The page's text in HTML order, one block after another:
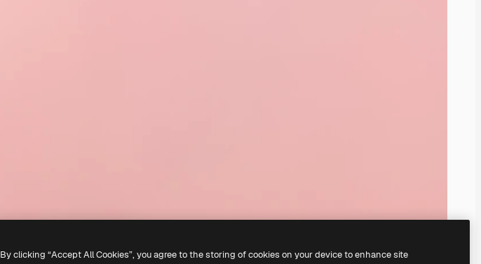
By clicking “Accept All Cookies”, you agree to the storing of cookies on your device to enhance site